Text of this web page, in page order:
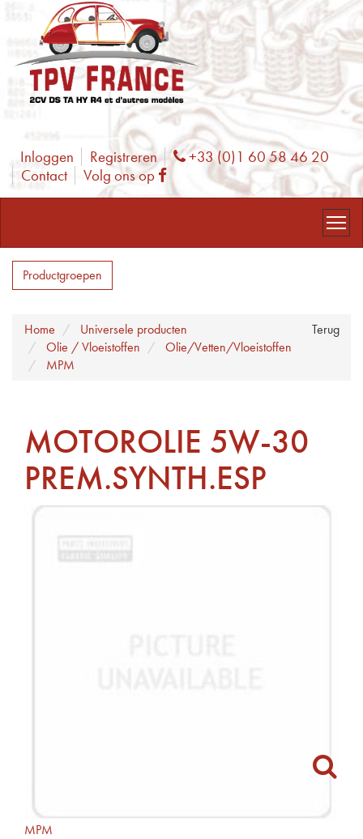
Inloggen Registreren Phone
+33 (0)1 60 58 46 20
Contact
Volg ons op Facebook
Productgroepen
Terug
Home
Universele producten
Olie / Vloeistoffen
Olie/Vetten/Vloeistoffen
MPM
MOTOROLIE 5W-30
PREM.SYNTH.ESP
MPM